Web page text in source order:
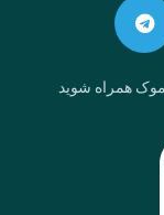
همراه شوید